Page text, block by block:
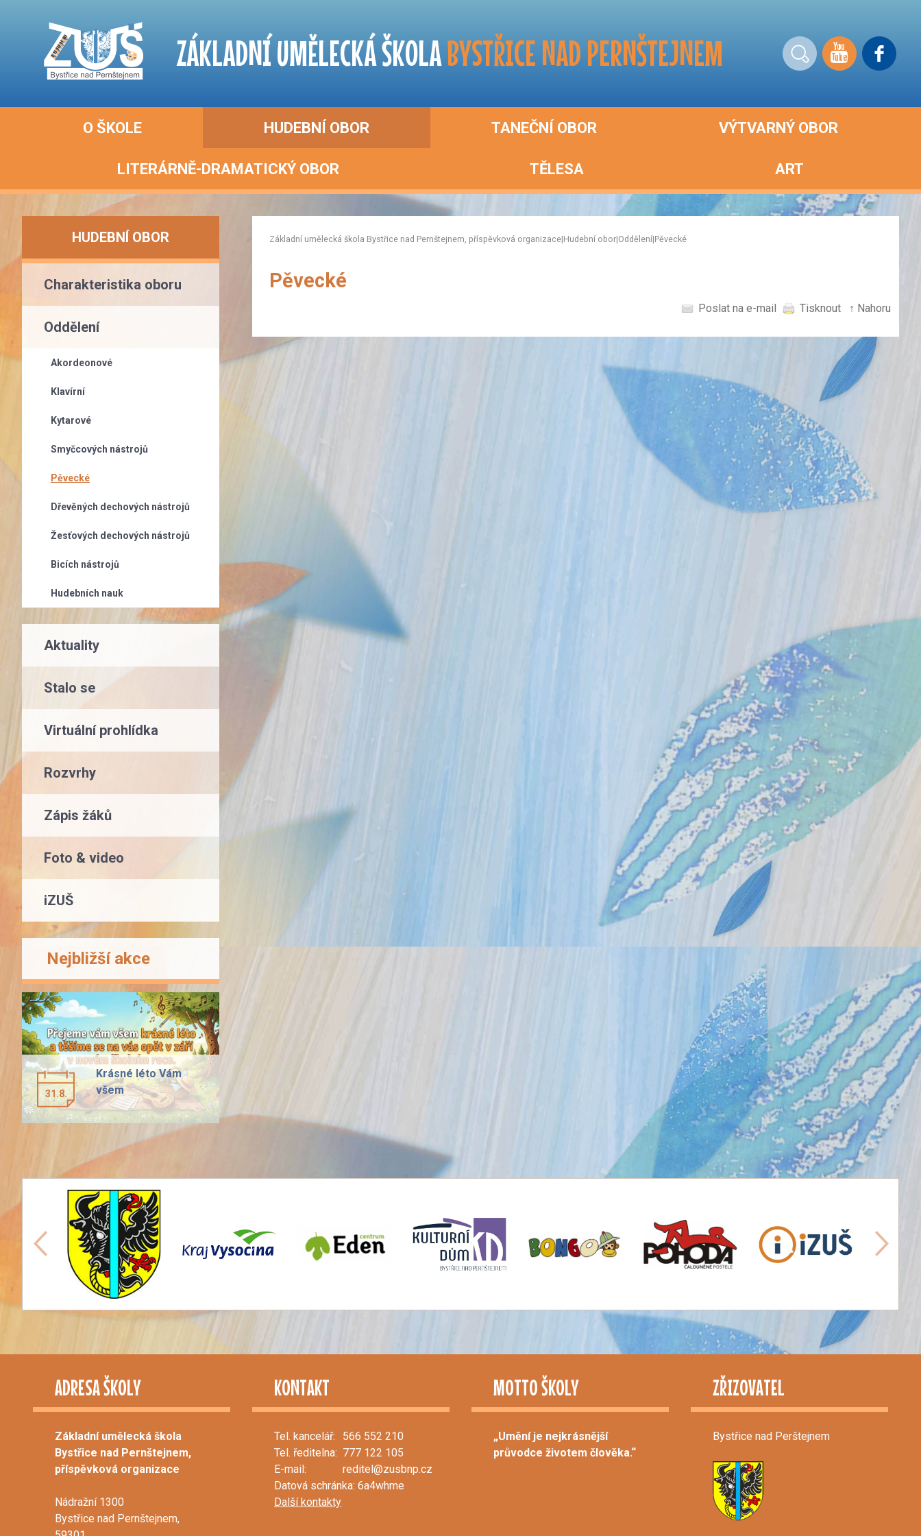
ZÁKLADNÍ UMĚLECKÁ ŠKOLABYSTŘICE NAD PERNŠTEJNEM
O ŠKOLE HUDEBNÍ OBOR TANEČNÍ OBOR VÝTVARNÝ OBOR
LITERÁRNĚ-DRAMATICKÝ OBOR TĚLESA ART
Základní umělecká škola Bystřice nad Pernštejnem, příspěvková organizace|Hudební obor|Oddělení|Pěvecké
Pěvecké
Poslat na e-mail Tisknout ↑ Nahoru
HUDEBNÍ OBOR
Charakteristika oboru
Oddělení
Akordeonové
Klavírní
Kytarové
Smyčcových nástrojů
Pěvecké
Dřevěných dechových nástrojů
Žesťových dechových nástrojů
Bicích nástrojů
Hudebních nauk
Aktuality
Stalo se
Virtuální prohlídka
Rozvrhy
Zápis žáků
Foto & video
iZUŠ
Nejbližší akce
31.8.
Krásné léto Vám
všem
předchozí
ADRESA ŠKOLY
Základní umělecká škola
Bystřice nad Pernštejnem,
příspěvková organizace
Nádražní 1300
Bystřice nad Pernštejnem,
KONTAKT
Tel. kancelář:
566 552 210
Tel. ředitelna: 777 122 105
E-mail:
reditel@zusbnp.cz
Datová schránka: 6a4whme
Další kontakty
MOTTO ŠKOLY
„Umění je nejkrásnější
průvodce životem člověka.“
ZŘIZOVATEL
Bystřice nad Perštejnem